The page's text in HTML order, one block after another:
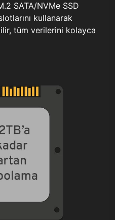
SATA/NVMe SSD
kullanarak
tüm verilerini kolayca